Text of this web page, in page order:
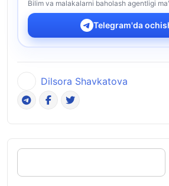
Bilim va malakalarni baholash agentligi
Telegram'da
Dilsora Shavkatova